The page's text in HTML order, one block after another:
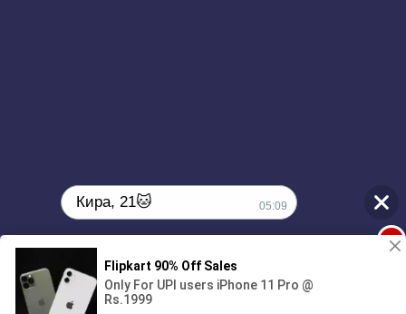
00:00
Кира, 21🐱 05:09
Поиграешь со мной? 💖🐾
1